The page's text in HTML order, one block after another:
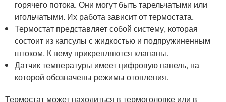
горячего потока. Они могут быть тарельчатыми или
игольчатыми. Их работа зависит от термостата.
Термостат представляет собой систему, которая
состоит из капсулы с жидкостью и подпружиненным
штоком. К нему прикрепляются клапаны.
Датчик температуры имеет цифровую панель, на
которой обозначены режимы отопления.
Термостат может находиться в термоголовке или в